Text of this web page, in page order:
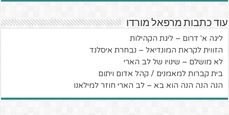
עוד כתבות מרפאל מורדו
ליגה א' דרום – ליגת הקהילות
הזווית לקראת המונדיאל – נבחרת איסלנד
לא מושלם – שינויו של לב הארי
בית קברות למאמנים / קהל אדום ויתום
הנה הנה הנה הוא בא – לב הארי חוזר למילאנו